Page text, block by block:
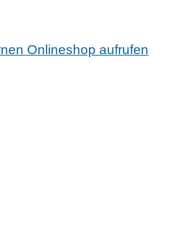
Onlineshop aufrufen